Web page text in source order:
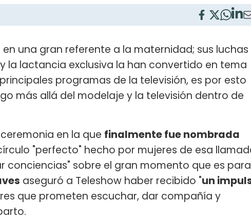
una gran referente a la maternidad; sus luchas
la lactancia exclusiva la han convertido en tema
programas de la televisión, es por esto
más allá del modelaje y la televisión dentro de
en la que finalmente fue nombrada
"perfecto" hecho por mujeres de esa
conciencias" sobre el gran momento que es para
aseguró a Teleshow haber recibido "un
que prometen escuchar, dar compañía y